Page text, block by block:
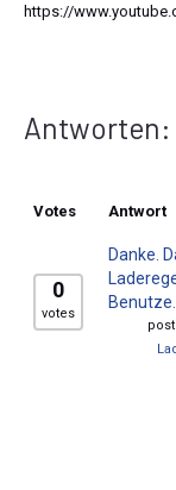
https://
Antworten:
Votes Antwort
0
votes
Danke.
Benutze...